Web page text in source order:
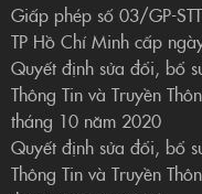
Giấp phép số 03/GP-
TP Hồ Chí Minh cấp
Quyết định sửa đổi, bổ
Thông Tin và Truyền
tháng 10 năm 2020
Quyết định sửa đổi, bổ
Thông Tin và Truyền